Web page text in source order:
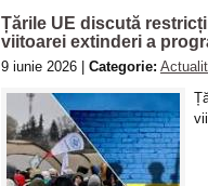
Țările UE discută
viitoarei extinderi a
9 iunie 2026 | Categorie: